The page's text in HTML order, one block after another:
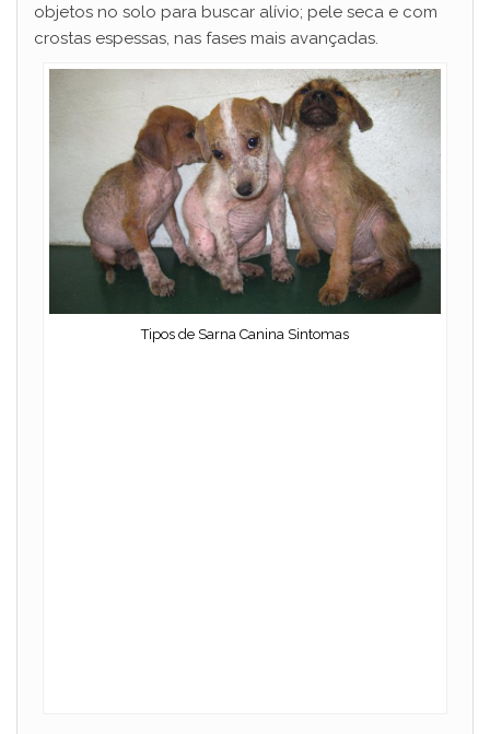
objetos no solo para buscar alívio; pele seca e com
crostas espessas, nas fases mais avançadas.
Tipos de Sarna Canina Sintomas